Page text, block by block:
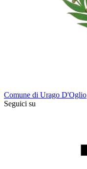
Comune di Urago D'Oglio
Seguici su